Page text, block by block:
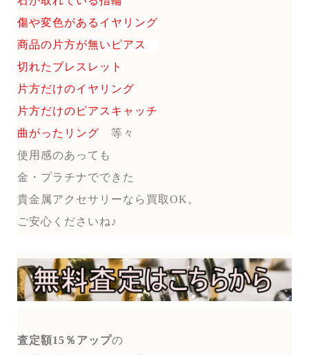
傷や変色があるイヤリング
商品の片方が無いピアス
切れたブレスレット
片方だけのイヤリング
片方だけのピアスキャッチ
曲がったリング
等々
使用感のあっても
金・プラチナでできた
貴金属アクセサリーなら買取OK。
ご安心くださいね♪
査定額15％アップの